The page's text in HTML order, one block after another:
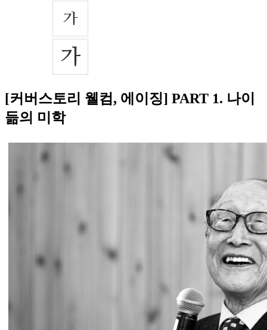
[커버스토리 웰컴, 에이징] PART 1. 나이
듦의 미학